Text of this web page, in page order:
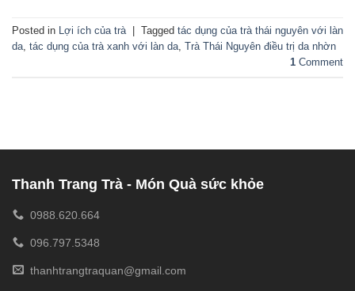
Posted in Lợi ích của trà Tagged tác dụng của trà thái nguyên với làn
da, tác dụng của trà xanh với làn da, Trà Thái Nguyên điều trị da nhờn
1 Comment
Thanh Trang Trà - Món Quà sức khỏe
0988.620.664
096.797.5348
thanhtrangtraquan@gmail.com